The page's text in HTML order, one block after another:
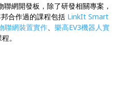
聯網開發板，除了研發相關專案，
合作過的課程包括 LinkIt Smart
聯網裝置實作 、樂高EV3機器人實
。